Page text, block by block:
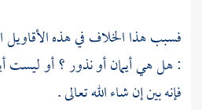
فسبب هذا الخلاف في هذه
: هل هي أيمان أو نذور ؟ أو ليست
فإنه بين إن شاء الله تعالى .